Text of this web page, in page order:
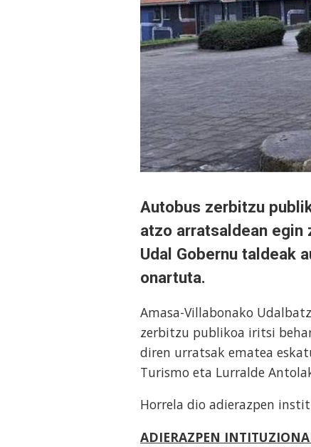
Autobus zerbitzu
atzo arratsaldean egin
Udal Gobernu taldeak
onartuta.
Amasa-Villabonako
zerbitzu publikoa iritsi
diren urratsak ematea
Turismo eta Lurralde
Horrela dio adierazpen
ADIERAZPEN